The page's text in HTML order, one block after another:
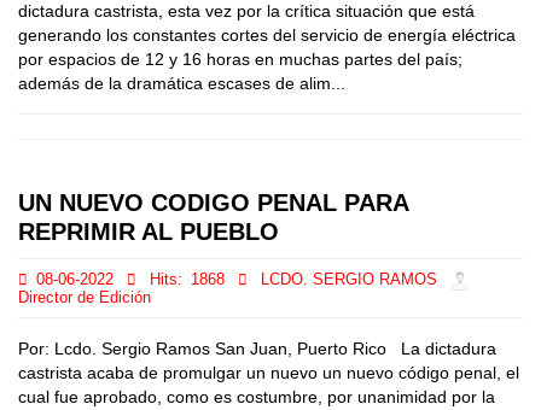
dictadura castrista, esta vez por la crítica situación que está
generando los constantes cortes del servicio de energía eléctrica
por espacios de 12 y 16 horas en muchas partes del país;
además de la dramática escases de alim...
UN NUEVO CODIGO PENAL PARA
REPRIMIR AL PUEBLO
08-06-2022 Hits: 1868
LCDO. SERGIO RAMOS
Director de Edición
Por: Lcdo. Sergio Ramos San Juan, Puerto Rico La dictadura
castrista acaba de promulgar un nuevo un nuevo código penal, el
cual fue aprobado, como es costumbre, por unanimidad por la